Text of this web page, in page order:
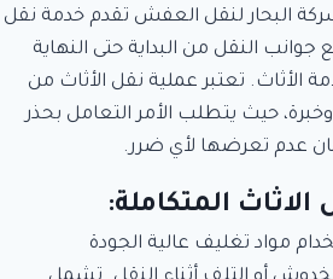
البحار لنقل العفش تقدم خدمة نقل
النقل من البداية حتى النهاية
الأثاث. تعتبر عملية نقل الأثاث من
وخبرة، حيث يتطلب الأمر التعامل بحذر
عدم تعرضها لأي ضرر.
المتكاملة:
مواد تغليف عالية الجودة